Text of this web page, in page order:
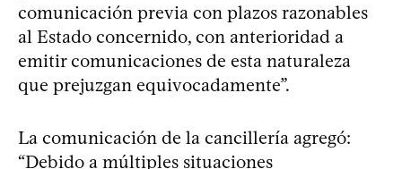
comunicación previa con plazos razonables
al Estado concernido, con anterioridad a
emitir comunicaciones de esta naturaleza
que prejuzgan equivocadamente”.
La comunicación de la cancillería agregó:
“Debido a múltiples situaciones